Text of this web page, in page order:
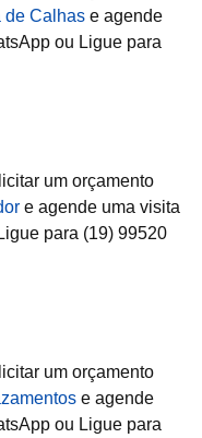
de Calhas e agende
ou Ligue para
um orçamento
e agende uma visita
para (19) 99520
um orçamento
e agende
ou Ligue para